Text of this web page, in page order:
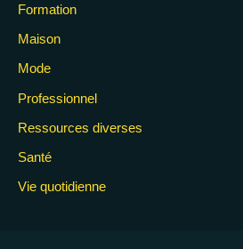
Formation
Maison
Mode
Professionnel
Ressources diverses
Santé
Vie quotidienne